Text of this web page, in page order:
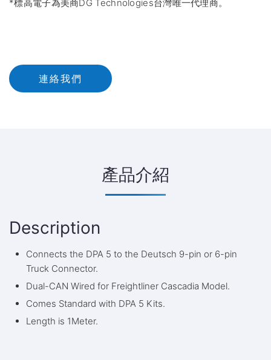
*標高電子為美商DG Technologies台灣唯一代理商。
連絡我們
產品介紹
Description
Connects the DPA 5 to the Deutsch 9-pin or 6-pin
Truck Connector.
Dual-CAN Wired for Freightliner Cascadia Model.
Comes Standard with DPA 5 Kits.
Length is 1Meter.